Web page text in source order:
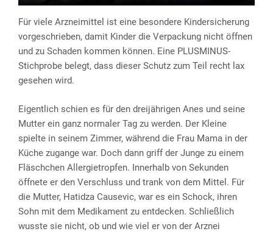
Für viele Arzneimittel ist eine besondere Kindersicherung
vorgeschrieben, damit Kinder die Verpackung nicht öffnen
und zu Schaden kommen können. Eine PLUSMINUS-
Stichprobe belegt, dass dieser Schutz zum Teil recht lax
gesehen wird.
Eigentlich schien es für den dreijährigen Anes und seine
Mutter ein ganz normaler Tag zu werden. Der Kleine
spielte in seinem Zimmer, während die Frau Mama in der
Küche zugange war. Doch dann griff der Junge zu einem
Fläschchen Allergietropfen. Innerhalb von Sekunden
öffnete er den Verschluss und trank von dem Mittel. Für
die Mutter, Hatidza Causevic, war es ein Schock, ihren
Sohn mit dem Medikament zu entdecken. Schließlich
wusste sie nicht, ob und wie viel er von der Arznei